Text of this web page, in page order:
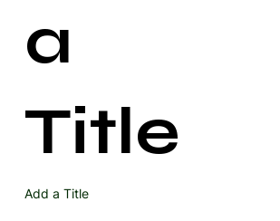
a
Title
Add a Title